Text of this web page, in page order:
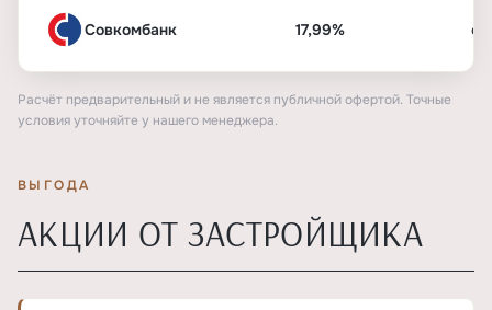
Совкомбанк 17,99%
Расчёт предварительный и не является публичной офертой. Точные
условия уточняйте у нашего менеджера.
ВЫГОДА
АКЦИИ ОТ ЗАСТРОЙЩИКА